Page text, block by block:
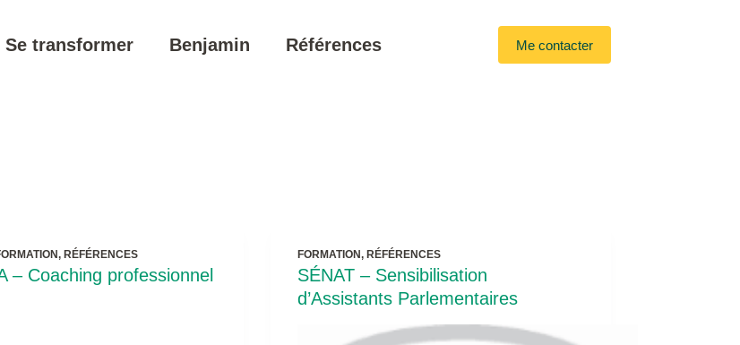
Se transformer Benjamin Références Me contacter
, RÉFÉRENCES
– Coaching professionnel
FORMATION, RÉFÉRENCES
SÉNAT – Sensibilisation
d’Assistants Parlementaires